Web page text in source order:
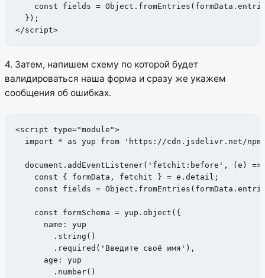
const fields =
  });
</script>
4. Затем, напишем схему по которой будет
валидироваться наша форма и сразу же укажем
сообщения об ошибках.
<script type="module">
import * as yup from 'https://cdn.jsdelivr.net/
document.addEventListener('fetchit:before', (e) =>
    const { formData, fetchit } = e.detail;
const fields =
    const formSchema = yup.object({
      name: yup
        .string()
        .required('Введите своё имя'),
      age: yup
        .number()